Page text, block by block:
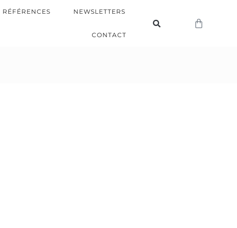
RÉFÉRENCES NEWSLETTERS
CONTACT